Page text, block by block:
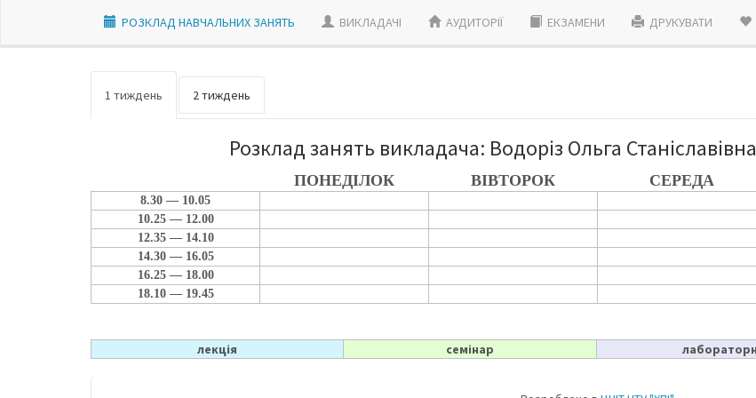
РОЗКЛАД НАВЧАЛЬНИХ ЗАНЯТЬ ВИКЛАДАЧI АУДИТОРІЇ ЕКЗАМЕНИ ДРУКУВАТИ
1 тиждень 2 тиждень
Розклад занять викладача: Водоріз Ольга
ПОНЕДІЛОК ВІВТОРОК СЕРЕДА
8.30 — 10.05
10.25 — 12.00
12.35 — 14.10
14.30 — 16.05
16.25 — 18.00
18.10 — 19.45
лекція семінар